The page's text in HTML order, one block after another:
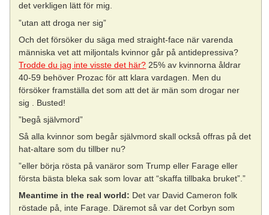
det verkligen lätt för mig.
”utan att droga ner sig”
Och det försöker du säga med straight-face när varenda
människa vet att miljontals kvinnor går på antidepressiva?
Trodde du jag inte visste det här? 25% av kvinnorna åldrar
40-59 behöver Prozac för att klara vardagen. Men du
försöker framställa det som att det är män som drogar ner
sig . Busted!
”begå självmord”
Så alla kvinnor som begår självmord skall också offras på det
hat-altare som du tillber nu?
”eller börja rösta på vanäror som Trump eller Farage eller
första bästa bleka sak som lovar att “skaffa tillbaka bruket”.”
Meantime in the real world: Det var David Cameron folk
röstade på, inte Farage. Däremot så var det Corbyn som